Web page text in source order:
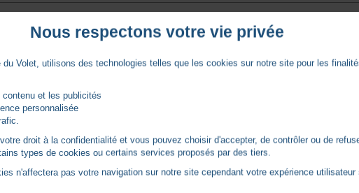
site. Il est précisé que c'est pour un volet de 8 mm  mais apparemment
que j'avais et c'est parfait.
Nous respectons votre vie privée
du Volet, utilisons des technologies telles que les cookies sur notre site pour les
contenu et les publicités
personnalisée
droit à la confidentialité et vous pouvez choisir d'accepter, de contrôler ou de
types de cookies ou certains services proposés par des tiers.
n'affectera pas votre navigation sur notre site cependant votre expérience utilisateur